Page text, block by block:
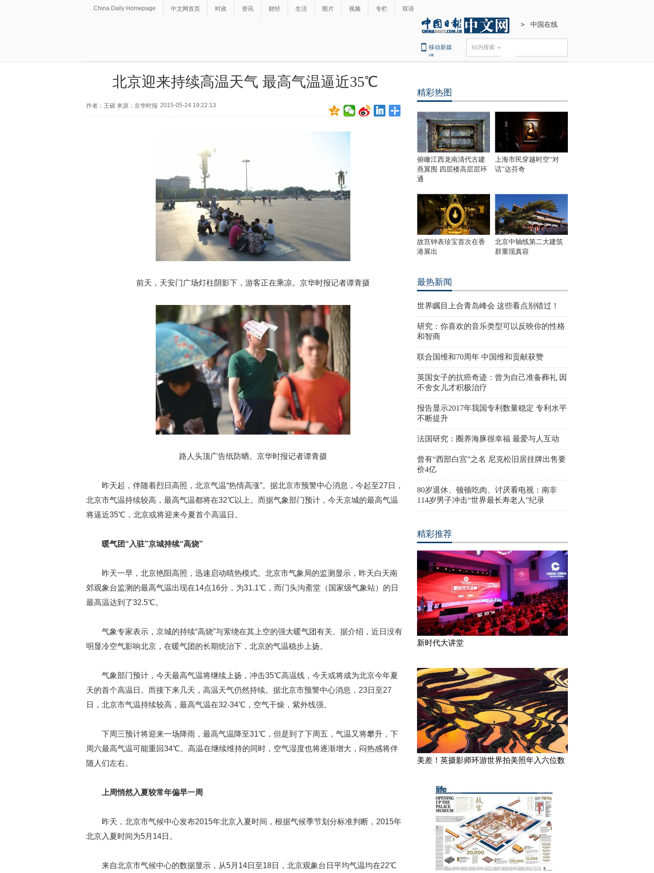
China Daily Homepage 中文网首页 时政 资讯 财经 生活 图片 视频 专栏 双语
> 中国在线
移动新媒
体
站内搜索
北京迎来持续高温天气 最高气温逼近35℃
作者：王硕 来源：京华时报 2015-05-24 19:22:13
前天，天安门广场灯柱阴影下，游客正在乘凉。京华时报记者谭青摄
路人头顶广告纸防晒。京华时报记者谭青摄
昨天起，伴随着烈日高照，北京气温“热情高涨”。据北京市预警中心消息，今起至27日，
北京市气温持续较高，最高气温都将在32℃以上。而据气象部门预计，今天京城的最高气温
将逼近35℃，北京或将迎来今夏首个高温日。
暖气团“入驻”京城持续“高烧”
昨天一早，北京艳阳高照，迅速启动晴热模式。北京市气象局的监测显示，昨天白天南
郊观象台监测的最高气温出现在14点16分，为31.1℃，而门头沟斋堂（国家级气象站）的日
最高温达到了32.5℃。
气象专家表示，京城的持续“高烧”与萦绕在其上空的强大暖气团有关。据介绍，近日没有
明显冷空气影响北京，在暖气团的长期统治下，北京的气温稳步上扬。
气象部门预计，今天最高气温将继续上扬，冲击35℃高温线，今天或将成为北京今年夏
天的首个高温日。而接下来几天，高温天气仍然持续。据北京市预警中心消息，23日至27
日，北京市气温持续较高，最高气温在32-34℃，空气干燥，紫外线强。
下周三预计将迎来一场降雨，最高气温降至31℃，但是到了下周五，气温又将攀升，下
周六最高气温可能重回34℃。高温在继续维持的同时，空气湿度也将逐渐增大，闷热感将伴
随人们左右。
上周悄然入夏较常年偏早一周
昨天，北京市气候中心发布2015年北京入夏时间，根据气候季节划分标准判断，2015年
北京入夏时间为5月14日。
来自北京市气候中心的数据显示，从5月14日至18日，北京观象台日平均气温均在22℃
精彩热图
俯瞰江西龙南清代古建
燕翼围 四层楼高层层环
通
上海市民穿越时空“对
话”达芬奇
故宫钟表珍宝首次在香
港展出
北京中轴线第二大建筑
群重现真容
最热新闻
世界瞩目上合青岛峰会 这些看点别错过！
研究：你喜欢的音乐类型可以反映你的性格
和智商
联合国维和70周年 中国维和贡献获赞
英国女子的抗癌奇迹：曾为自己准备葬礼 因
不舍女儿才积极治疗
报告显示2017年我国专利数量稳定 专利水平
不断提升
法国研究：圈养海豚很幸福 最爱与人互动
曾有“西部白宫”之名 尼克松旧居挂牌出售要
价4亿
80岁退休、顿顿吃肉、讨厌看电视：南非
114岁男子冲击“世界最长寿老人”纪录
精彩推荐
新时代大讲堂
美差！英摄影师环游世界拍美照年入六位数